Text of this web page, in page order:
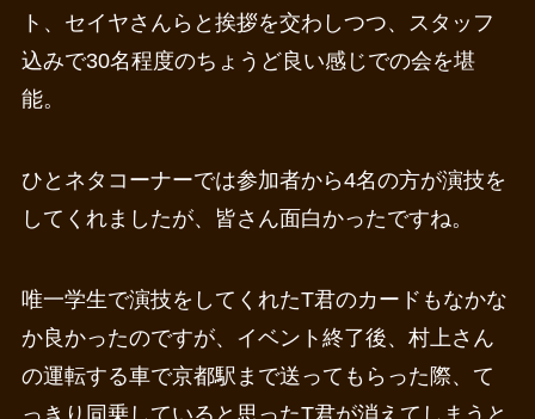
ト、セイヤさんらと挨拶を交わしつつ、スタッフ
込みで30名程度のちょうど良い感じでの会を堪
能。
ひとネタコーナーでは参加者から4名の方が演技を
してくれましたが、皆さん面白かったですね。
唯一学生で演技をしてくれたT君のカードもなかな
か良かったのですが、イベント終了後、村上さん
の運転する車で京都駅まで送ってもらった際、て
っきり同乗していると思ったT君が消えてしまうと